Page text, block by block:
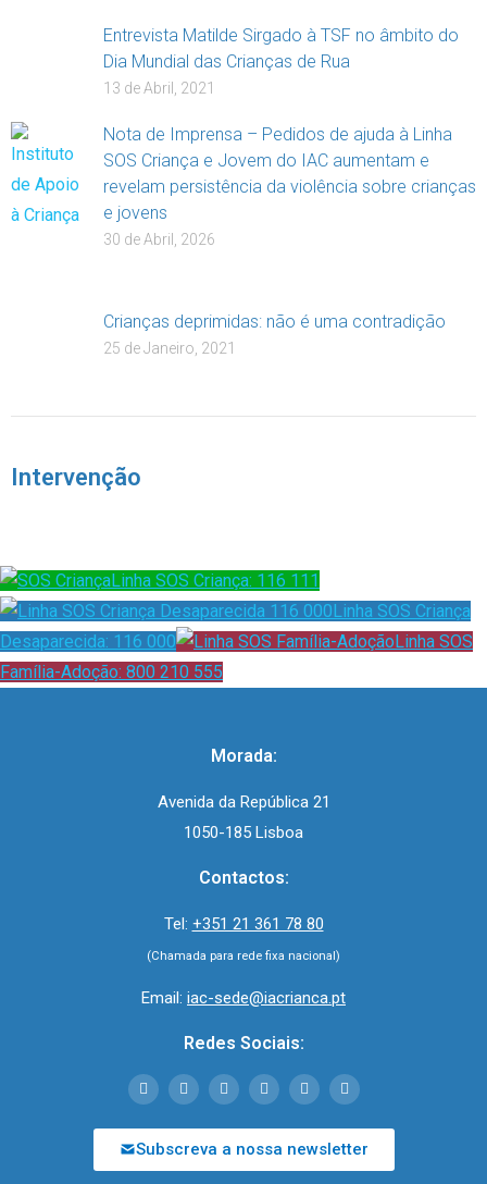
Entrevista Matilde Sirgado à TSF no âmbito do
Dia Mundial das Crianças de Rua
13 de Abril, 2021
Nota de Imprensa – Pedidos de ajuda à Linha
SOS Criança e Jovem do IAC aumentam e
revelam persistência da violência sobre crianças
e jovens
30 de Abril, 2026
Crianças deprimidas: não é uma contradição
25 de Janeiro, 2021
Intervenção
Linha SOS Criança: 116 111
Linha SOS Criança
Desaparecida: 116 000
Linha SOS
Família-Adoção: 800 210 555
Morada:
Avenida da República 21
1050-185 Lisboa
Contactos:
Tel: +351 21 361 78 80
(Chamada para rede fixa nacional)
Email: iac-sede@iacrianca.pt
Redes Sociais:
Subscreva a nossa newsletter